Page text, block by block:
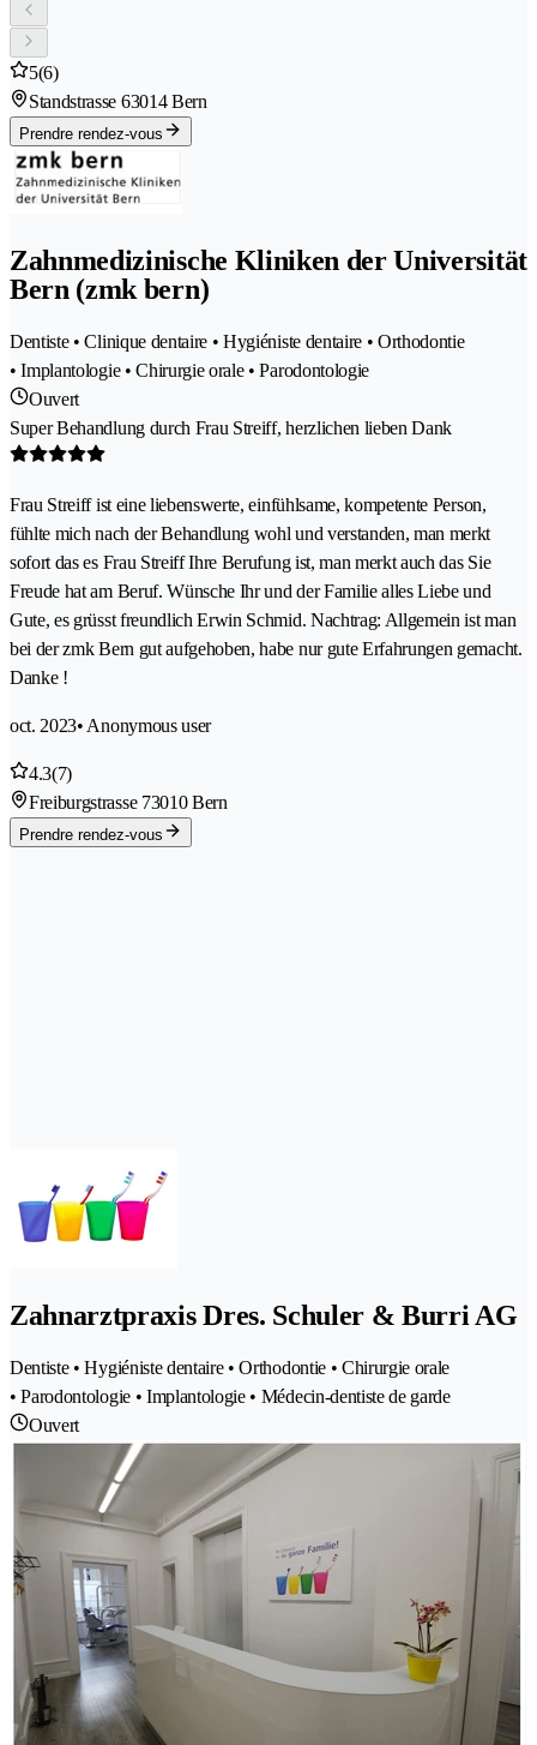
5(6)
Standstrasse 63014 Bern
Prendre rendez-vous
Zahnmedizinische Kliniken der Universität
Bern (zmk bern)
Dentiste • Clinique dentaire • Hygiéniste dentaire • Orthodontie
• Implantologie • Chirurgie orale • Parodontologie
Ouvert
Super Behandlung durch Frau Streiff, herzlichen lieben Dank
Frau Streiff ist eine liebenswerte, einfühlsame, kompetente Person,
fühlte mich nach der Behandlung wohl und verstanden, man merkt
sofort das es Frau Streiff Ihre Berufung ist, man merkt auch das Sie
Freude hat am Beruf. Wünsche Ihr und der Familie alles Liebe und
Gute, es grüsst freundlich Erwin Schmid. Nachtrag: Allgemein ist man
bei der zmk Bern gut aufgehoben, habe nur gute Erfahrungen gemacht.
Danke !
oct. 2023• Anonymous user
4.3(7)
Freiburgstrasse 73010 Bern
Prendre rendez-vous
Zahnarztpraxis Dres. Schuler & Burri AG
Dentiste • Hygiéniste dentaire • Orthodontie • Chirurgie orale
• Parodontologie • Implantologie • Médecin-dentiste de garde
Ouvert